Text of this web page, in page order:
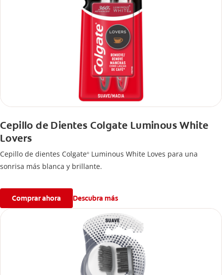
Cepillo de Dientes Colgate Luminous White
Lovers
Cepillo de dientes Colgate® Luminous White Loves para una
sonrisa más blanca y brillante.
Comprar ahora Descubra más